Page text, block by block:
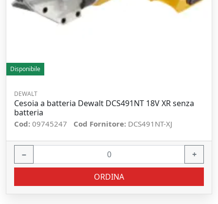
Disponibile
DEWALT
Cesoia a batteria Dewalt DCS491NT 18V XR senza
batteria
Cod: 09745247 Cod Fornitore: DCS491NT-XJ
− +
ORDINA